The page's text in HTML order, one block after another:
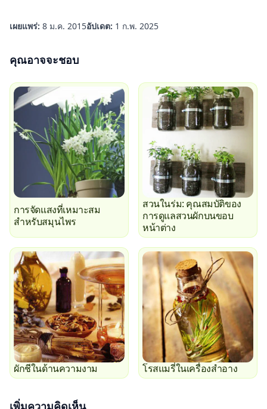
เผยแพร่: 8 ม.ค. 2015อัปเดต: 1 ก.พ. 2025
คุณอาจจะชอบ
การจัดแสงที่เหมาะสม
สำหรับสมุนไพร
สวนในร่ม: คุณสมบัติของ
การดูแลสวนผักบนขอบ
หน้าต่าง
ผักชีในด้านความงาม โรสแมรี่ในเครื่องสำอาง
เพิ่มความคิดเห็น